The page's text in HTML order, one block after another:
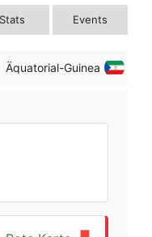
Stats Events
Äquatorial-Guinea